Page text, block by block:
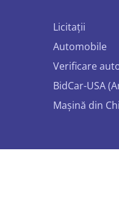
Licitații
Automobile
Verificare
BidCar-USA
Mașină din